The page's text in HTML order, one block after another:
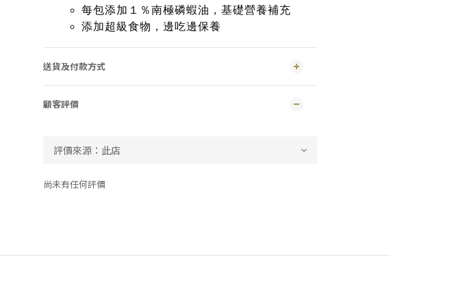
每包添加１％南極磷蝦油，基礎營養補充
添加超級食物，邊吃邊保養
送貨及付款方式
顧客評價
尚未有任何評價